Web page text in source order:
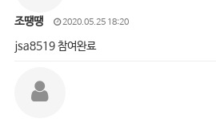
조땡땡 2020.05.25 18:20
jsa8519 참여완료